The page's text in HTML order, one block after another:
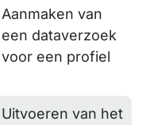
Aanmaken van
een dataverzoek
voor een profiel
Uitvoeren van het